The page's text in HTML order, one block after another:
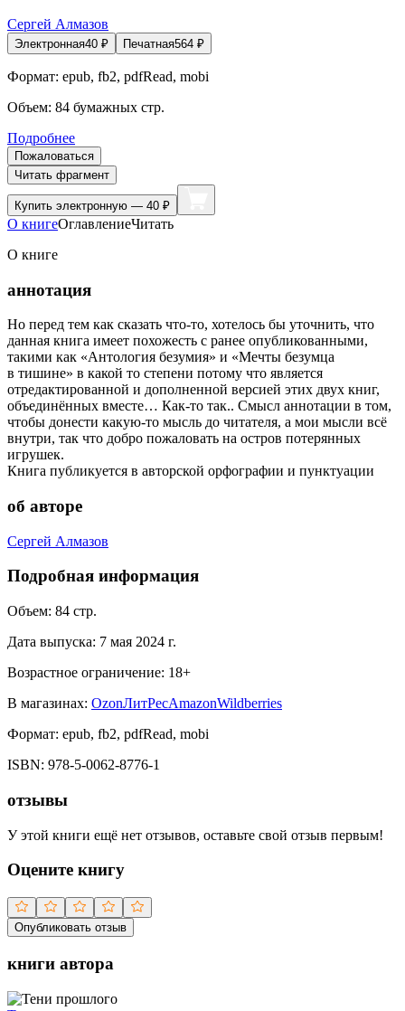
Сергей Алмазов
Электронная40 ₽ Печатная564 ₽
Формат: epub, fb2, pdfRead, mobi
Объем: 84 бумажных стр.
Подробнее
Пожаловаться
Читать фрагмент
Купить электронную — 40 ₽
О книгеОглавлениеЧитать
О книге
аннотация
Но перед тем как сказать что-то, хотелось бы уточнить, что
данная книга имеет похожесть с ранее опубликованными,
такими как «Антология безумия» и «Мечты безумца
в тишине» в какой то степени потому что является
отредактированной и дополненной версией этих двух книг,
объединённых вместе… Как-то так.. Смысл аннотации в том,
чтобы донести какую-то мысль до читателя, а мои мысли всё
внутри, так что добро пожаловать на остров потерянных
игрушек.
Книга публикуется в авторской орфографии и пунктуации
об авторе
Сергей Алмазов
Подробная информация
Объем: 84 стр.
Дата выпуска: 7 мая 2024 г.
Возрастное ограничение: 18+
В магазинах: OzonЛитРесAmazonWildberries
Формат: epub, fb2, pdfRead, mobi
ISBN: 978-5-0062-8776-1
отзывы
У этой книги ещё нет отзывов, оставьте свой отзыв первым!
Оцените книгу
Опубликовать отзыв
книги автора